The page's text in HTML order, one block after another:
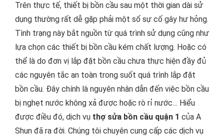
Trên thực tế, thiết bị bồn cầu sau một thời gian dài sử
dụng thường rất dễ gặp phải một số sự cố gây hư hỏng.
Tình trạng này bắt nguồn từ quá trình sử dụng cũng như
lựa chọn các thiết bị bồn cầu kém chất lượng. Hoặc có
thể là do đơn vị lắp đặt bồn cầu chưa thực hiện đầy đủ
các nguyên tắc an toàn trong suốt quá trình lắp đặt
bồn cầu. Đây chính là nguyên nhân dẫn đến việc bồn cầu
bị nghẹt nước không xả được hoặc rò rỉ nước… Hiểu
được điều đó, dịch vụ thợ sửa bồn cầu quận 1 của A
Shun đã ra đời. Chúng tôi chuyên cung cấp các dịch vụ